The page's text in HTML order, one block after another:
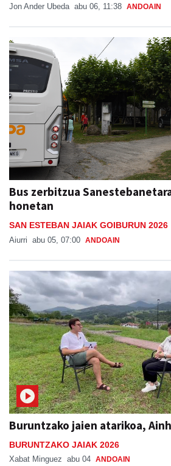
Jon Ander Ubeda abu 06, 11:38 ANDOAIN
Bus zerbitzua
honetan
SAN ESTEBAN JAIAK GOIBURUN 2026
Aiurri abu 05, 07:00 ANDOAIN
Buruntzako jaien atarikoa,
BURUNTZAKO JAIAK 2026
Xabat Minguez abu 04 ANDOAIN